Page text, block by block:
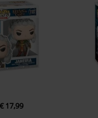
€ 17,99